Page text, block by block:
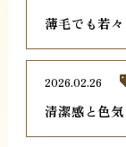
薄毛でも若
清潔感と色
2026.02.26